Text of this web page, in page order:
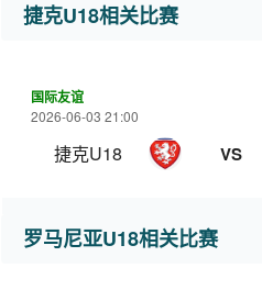
捷克U18相关比赛
国际友谊
2026-06-03 21:00
捷克U18 VS
罗马尼亚U18相关比赛